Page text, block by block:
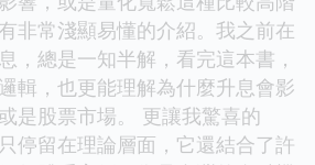
非常淺顯易懂的介紹。我之前在
，總是一知半解，看完這本書，
輯，也更能理解為什麼升息會影
是股票市場。 更讓我驚喜的
停留在理論層面，它還結合了許